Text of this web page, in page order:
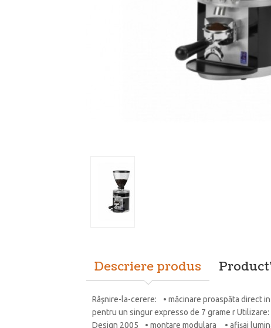
Descriere produs
Râşnire-la-cerere: • măcinare proaspăta direct
pentru un singur expresso de 7 grame r
Design 2005 • montare modulara • afişaj